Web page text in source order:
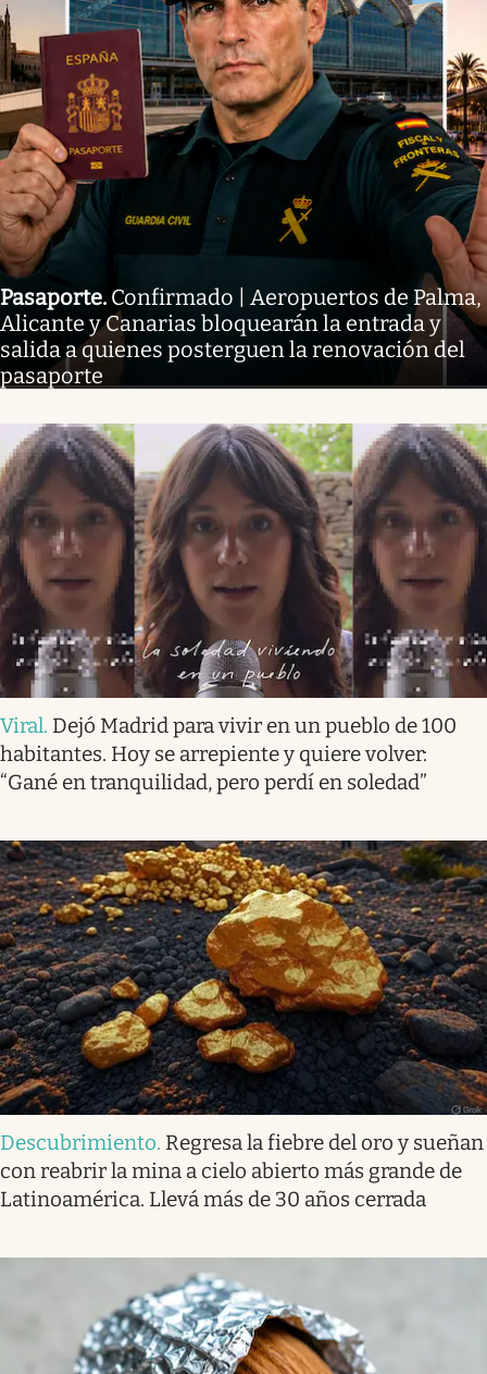
Pasaporte. Confirmado | Aeropuertos de Palma,
Alicante y Canarias bloquearán la entrada y
salida a quienes posterguen la renovación del
pasaporte
Viral. Dejó Madrid para vivir en un pueblo de 100
habitantes. Hoy se arrepiente y quiere volver:
“Gané en tranquilidad, pero perdí en soledad”
Descubrimiento. Regresa la fiebre del oro y sueñan
con reabrir la mina a cielo abierto más grande de
Latinoamérica. Llevá más de 30 años cerrada